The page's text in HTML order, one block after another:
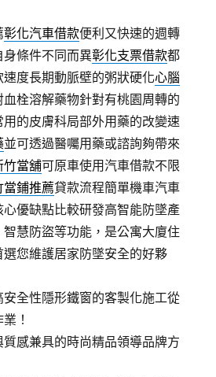
彰化汽車借款便利又快速的週轉
條件不同而異彰化支票借款都
度長期動脈壁的粥狀硬化心腦
血栓溶解藥物針對有桃園周轉的
用的皮膚科局部外用藥的改變速
並可透過醫囑用藥或諮詢夠帶來
竹當舖可原車使用汽車借款不限
當鋪推薦貸款流程簡單機車汽車
優缺點比較研發高智能防墜產
慧防盜等功能，是公寓大廈住
您維護居家防墜安全的好夥
安全性隱形鐵窗的客製化施工從
！
質感兼具的時尚精品領導品牌方